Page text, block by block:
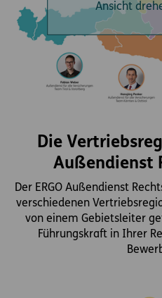
Ansicht
Die
Außendienst
Der ERGO Außendienst
verschiedenen
von einem Gebietsleiter
Führungskraft in Ihrer